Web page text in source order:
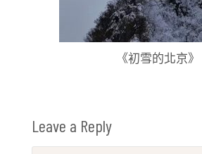
《初雪的北京》
Leave a Reply